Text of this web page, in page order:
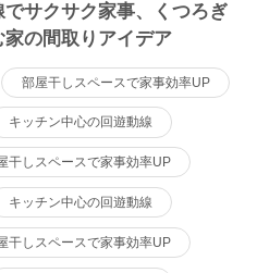
サクサク家事、くつろぎ
の間取りアイデア
部屋干しスペースで家事効率UP
キッチン中心の回遊動線
干しスペースで家事効率UP
キッチン中心の回遊動線
干しスペースで家事効率UP